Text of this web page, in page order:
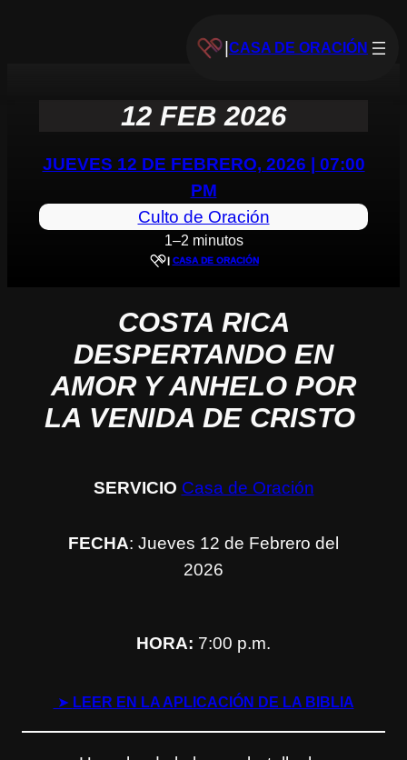
|CASA DE ORACIÓN
12 FEB 2026
JUEVES 12 DE FEBRERO, 2026 | 07:00
PM
Culto de Oración
1–2 minutos
| CASA DE ORACIÓN
COSTA RICA
DESPERTANDO EN
AMOR Y ANHELO POR
LA VENIDA DE CRISTO
SERVICIO Casa de Oración
FECHA: Jueves 12 de Febrero del
2026
HORA: 7:00 p.m.
➤ LEER EN LA APLICACIÓN DE LA BIBLIA